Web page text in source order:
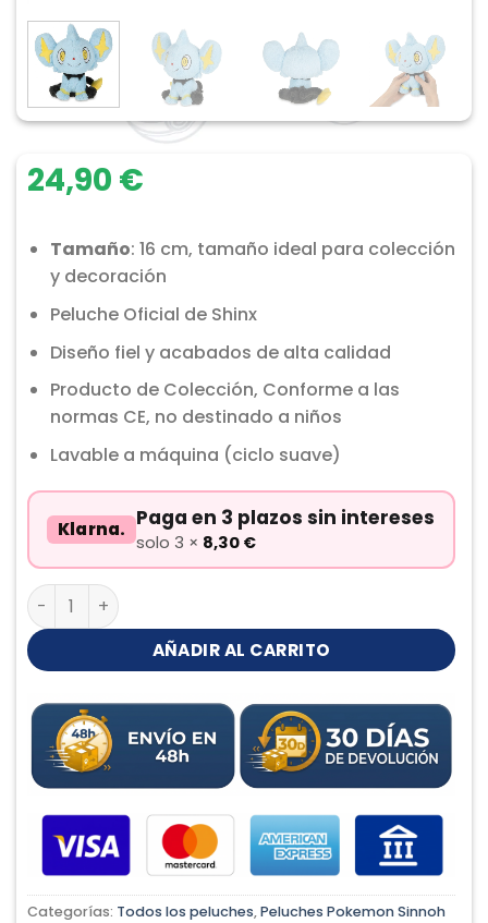
24,90 €
Tamaño: 16 cm, tamaño ideal para colección
y decoración
Peluche Oficial de Shinx
Diseño fiel y acabados de alta calidad
Producto de Colección, Conforme a las
normas CE, no destinado a niños
Lavable a máquina (ciclo suave)
Klarna. Paga en 3 plazos sin intereses
solo 3 × 8,30 €
Shinx Peluche cantidad
AÑADIR AL CARRITO
Categorías: Todos los peluches,Peluches Pokemon Sinnoh